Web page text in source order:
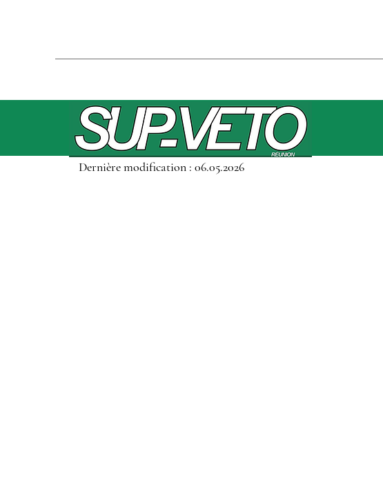
Dernière modification : 06.05.2026